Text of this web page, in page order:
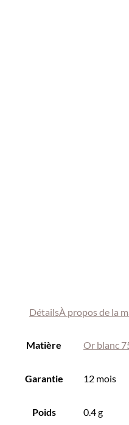
DétailsÀ propos de la
Matière Or blanc
Garantie 12 mois
Poids 0.4 g